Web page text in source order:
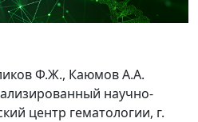
Ф.Ж., Каюмов А.А.
научно-
центр гематологии, г.